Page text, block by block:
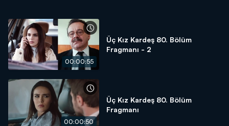
00:00:55
Üç Kız Kardeş 80. Bölüm
Fragmanı - 2
00:00:50
Üç Kız Kardeş 80. Bölüm
Fragmanı